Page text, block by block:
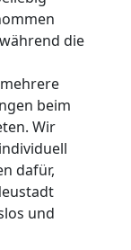
die
beim
Wir
dafür,
und